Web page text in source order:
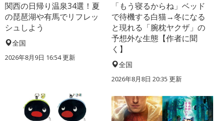
関西の日帰り温泉34選！夏
の琵琶湖や有馬でリフレッ
シュしよう
全国
2026年8月9日 16:54更新
「もう寝るからね」ベッド
で待機する白猫→冬になる
と現れる「腕枕ヤクザ」の
予想外な生態【作者に聞
く】
全国
2026年8月8日 20:35 更新